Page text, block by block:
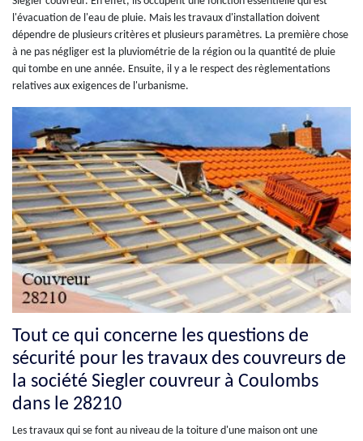
l'évacuation de l'eau de pluie. Mais les travaux d'installation doivent
dépendre de plusieurs critères et plusieurs paramètres. La première chose
à ne pas négliger est la pluviométrie de la région ou la quantité de pluie
qui tombe en une année. Ensuite, il y a le respect des règlementations
relatives aux exigences de l'urbanisme.
Tout ce qui concerne les questions de
sécurité pour les travaux des couvreurs de
la société Siegler couvreur à Coulombs
dans le 28210
Les travaux qui se font au niveau de la toiture d'une maison ont une